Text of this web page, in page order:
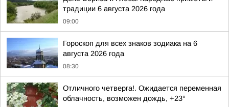
традиции 6 августа 2026 года
09:00
Гороскоп для всех знаков зодиака на 6
августа 2026 года
08:30
Отличного четверга!. Ожидается переменная
облачность, возможен дождь, +23°